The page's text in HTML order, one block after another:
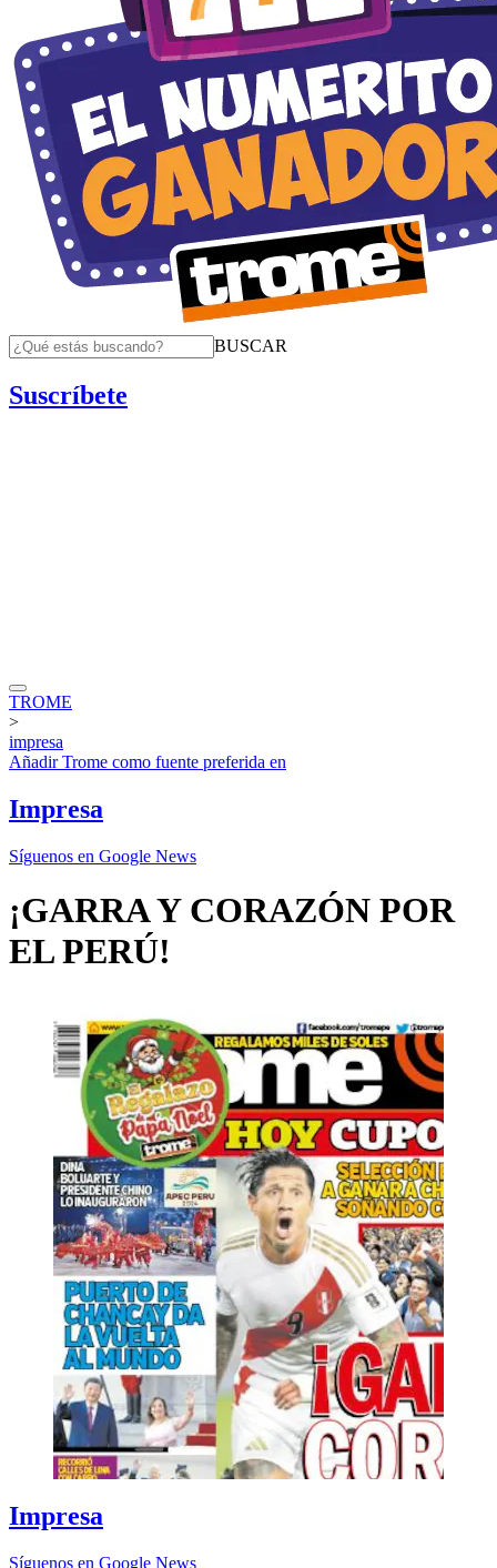
BUSCAR
Suscríbete
TROME
>
impresa
AñadirTrome como fuente preferida en
Impresa
Síguenos en Google News
¡GARRA Y CORAZÓN POR
EL PERÚ!
Impresa
Síguenos en Google News